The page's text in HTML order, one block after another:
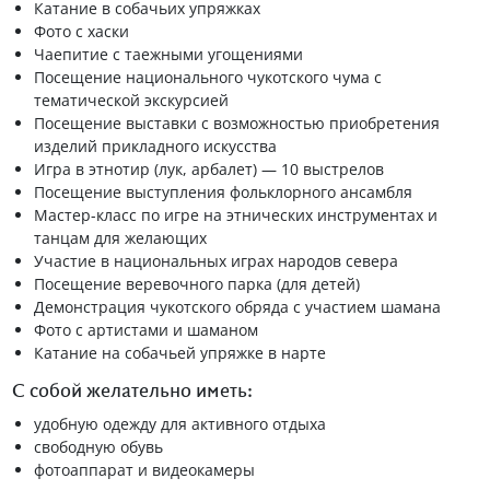
Катание в собачьих упряжках
Фото с хаски
Чаепитие с таежными угощениями
Посещение национального чукотского чума с
тематической экскурсией
Посещение выставки с возможностью приобретения
изделий прикладного искусства
Игра в этнотир (лук, арбалет) — 10 выстрелов
Посещение выступления фольклорного ансамбля
Мастер-класс по игре на этнических инструментах и
танцам для желающих
Участие в национальных играх народов севера
Посещение веревочного парка (для детей)
Демонстрация чукотского обряда с участием шамана
Фото с артистами и шаманом
Катание на собачьей упряжке в нарте
С собой желательно иметь:
удобную одежду для активного отдыха
свободную обувь
фотоаппарат и видеокамеры